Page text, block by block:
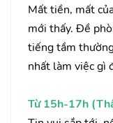
Mất tiền, mất
mới thấy. Đề
tiếng tầm
nhất làm việc gì
Từ 15h-17h